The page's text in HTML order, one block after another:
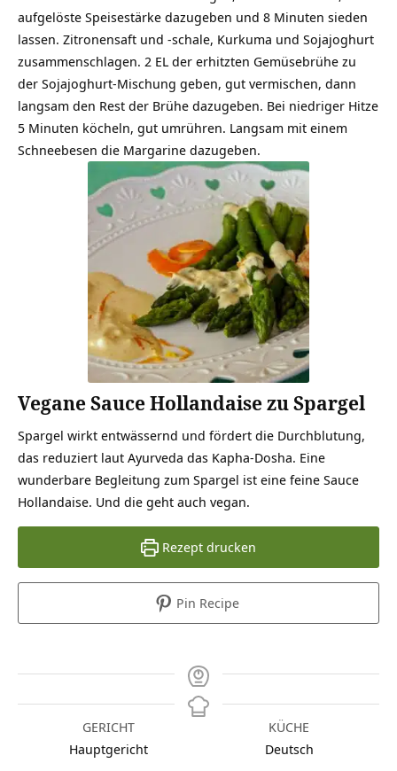
aufgelöste Speisestärke dazugeben und 8 Minuten sieden
lassen. Zitronensaft und -schale, Kurkuma und Sojajoghurt
zusammenschlagen. 2 EL der erhitzten Gemüsebrühe zu
der Sojajoghurt-Mischung geben, gut vermischen, dann
langsam den Rest der Brühe dazugeben. Bei niedriger Hitze
5 Minuten köcheln, gut umrühren. Langsam mit einem
Schneebesen die Margarine dazugeben.
Vegane Sauce Hollandaise zu Spargel
Spargel wirkt entwässernd und fördert die Durchblutung,
das reduziert laut Ayurveda das Kapha-Dosha. Eine
wunderbare Begleitung zum Spargel ist eine feine Sauce
Hollandaise. Und die geht auch vegan.
Rezept drucken
Pin Recipe
GERICHT
Hauptgericht
KÜCHE
Deutsch